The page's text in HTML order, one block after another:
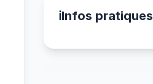
ℹ️Infos pratiques